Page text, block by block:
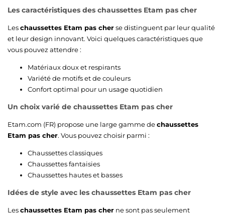
Les caractéristiques des chaussettes Etam pas cher
Leschaussettes Etam pas cherse distinguent par leur qualité
et leur design innovant. Voici quelques caractéristiques que
vous pouvez attendre :
Matériaux doux et respirants
Variété de motifs et de couleurs
Confort optimal pour un usage quotidien
Un choix varié de chaussettes Etam pas cher
Etam.com (FR) propose une large gamme dechaussettes
Etam pas cher. Vous pouvez choisir parmi :
Chaussettes classiques
Chaussettes fantaisies
Chaussettes hautes et basses
Idées de style avec les chaussettes Etam pas cher
Leschaussettes Etam pas cher ne sont pas seulement